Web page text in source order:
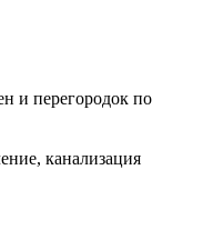
и перегородок по
канализация